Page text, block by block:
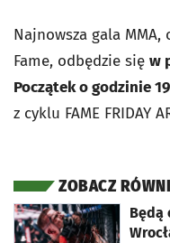
Najnowsza gala
Fame, odbędzie się w
Początek o godzinie
z cyklu FAME FRIDAY
ZOBACZ
Będą
otworzy się w nowej karcie